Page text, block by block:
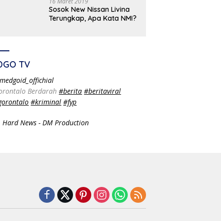
Sosok New Nissan Livina
Terungkap, Apa Kata NMI?
TV
Berdarah#berita #beritaviral
#kriminal #fyp
News - DM Production